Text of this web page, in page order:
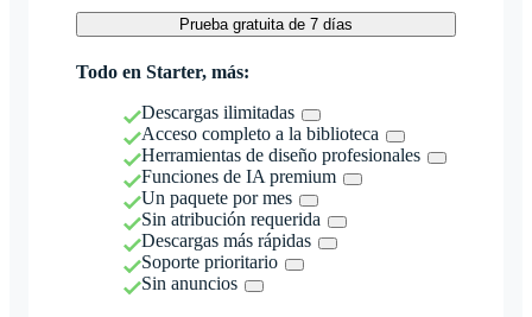
Prueba gratuita de 7 días
Todo en Starter, más:
Descargas ilimitadas
Acceso completo a la biblioteca
Herramientas de diseño profesionales
Funciones de IA premium
Un paquete por mes
Sin atribución requerida
Descargas más rápidas
Soporte prioritario
Sin anuncios